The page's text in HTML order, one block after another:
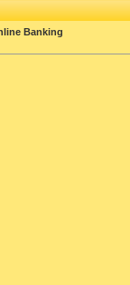
Banking